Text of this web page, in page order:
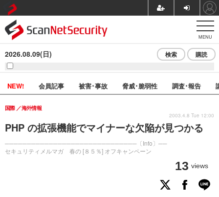
MENU
2026.08.09(日) 検索 購読
NEW! 会員記事 被害･事故 脅威･脆弱性 調査･報告
PHP の拡張機能でマイナーな欠陥が見つかる
──────────────────────────────〔Info〕──
セキュリティメルマガ 春の [８５％] オフキャンペーン
国際 海外情報
13 views
2003.4.8 Tue 12:00